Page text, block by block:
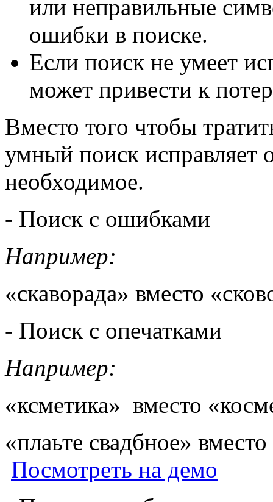
или неправильные
ошибки в поиске.
Если поиск не умеет
может привести к
Вместо того чтобы
умный поиск исправляет
необходимое.
- Поиск с ошибками
Например:
«скаворада» вместо
- Поиск с опечатками
Например:
«ксметика» вместо
«плаьте свадбное»
Посмотреть на демо